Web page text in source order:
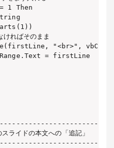
1 Then
ればそのまま
"<br>",
= firstLine
イドの本文への「追記」